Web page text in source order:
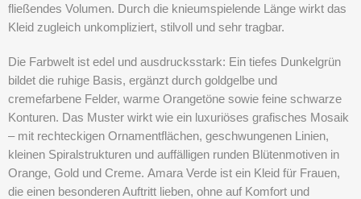
fließendes Volumen. Durch die knieumspielende Länge wirkt das
Kleid zugleich unkompliziert, stilvoll und sehr tragbar.
Die Farbwelt ist edel und ausdrucksstark: Ein tiefes Dunkelgrün
bildet die ruhige Basis, ergänzt durch goldgelbe und
cremefarbene Felder, warme Orangetöne sowie feine schwarze
Konturen. Das Muster wirkt wie ein luxuriöses grafisches Mosaik
– mit rechteckigen Ornamentflächen, geschwungenen Linien,
kleinen Spiralstrukturen und auffälligen runden Blütenmotiven in
Orange, Gold und Creme. Amara Verde ist ein Kleid für Frauen,
die einen besonderen Auftritt lieben, ohne auf Komfort und